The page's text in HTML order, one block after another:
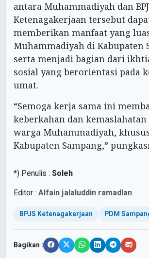
antara Muhammadiyah dan
Ketenagakerjaan tersebut
memberikan manfaat yang
Muhammadiyah di Kabupaten
serta menjadi bagian dari
sosial yang berorientasi pada
umat.
“Semoga kerja sama ini
keberkahan dan
warga Muhammadiyah,
Kabupaten Sampang,”
*) Penulis : Soleh
Editor : Alfain jalaluddin ramadlan
BPJS Ketenagakerjaan PDM
Bagikan :